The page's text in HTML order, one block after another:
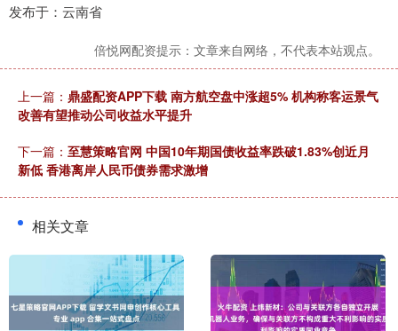
发布于：云南省
倍悦网配资提示：文章来自网络，不代表本站观点。
上一篇： 鼎盛配资APP下载 南方航空盘中涨超5% 机构称客运景气
改善有望推动公司收益水平提升
下一篇： 至慧策略官网 中国10年期国债收益率跌破1.83%创近月
新低 香港离岸人民币债券需求激增
相关文章